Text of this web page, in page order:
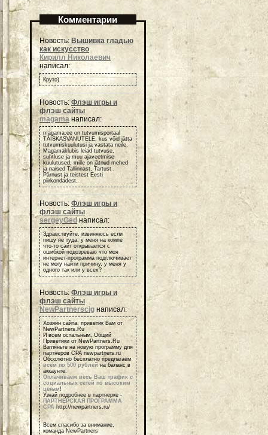
Комментарии
Новость:Вышивка гладью
как искусство
Кирилл Николаевич
написал:
Круто)
Новость:Флэш игры и
флэш сайты
magama написал:
magama.ee on tutvumisportaal
TÄISKASVANUTELE, kus võid jätta
tutvumiskuulutusi ja vastata neile.
Magamaklubis leiad tutvuse,
suhtluse ja muu ajaveetmise
kuulutused, mille on jätnud mehed
ja naised Tallinnast, Tartust ,
Pärnust ja teistest Eesti
piirkondadest.
Новость: Флэш игры и
флэш сайты
sergeyGed написал:
Здравствуйте, извиняюсь если
пишу не туда, у меня на компе
что-то сайт открывается с
ошибкой подозреваю что моя
интернет-программа подглючивает
не могу найти причину, у меня у
одного так или у всех?
Новость: Флэш игры и
флэш сайты
NewPartnerscig написал:
Хозяин сайта, приветик Вам от
NewPartners.Ru
И всем остальным, Общий
Приветики от NewPartners.Ru
Взгляньте на новую программу для
партнеров СРА newpartners.ru
Обсолютно бесплатно предлагаем
всем по 500 рублей на баланс в
аккаунте.
Оплачиваем весь Ваш трафик с
социальных сетей по высоким
ценам!
Узнай подробнее в партнерке -
ПАРТНЕРСКАЯ ПРОГРАММА
СРА http://newpartners.ru/
Всем спасибо за внимание,
команда NewPartners